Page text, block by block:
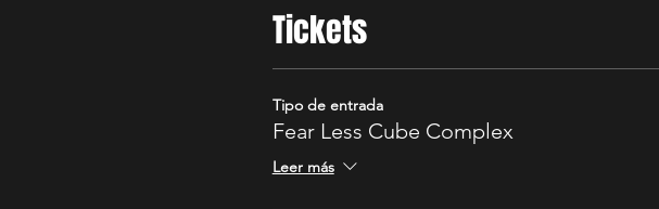
Tickets
Tipo de entrada
Fear Less Cube Complex
Leer más